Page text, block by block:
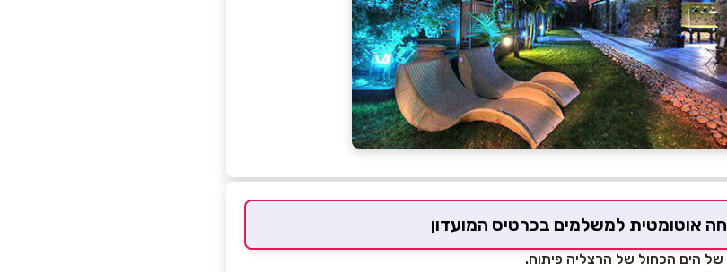
של הים הכחול של הרצליה פיתוח.